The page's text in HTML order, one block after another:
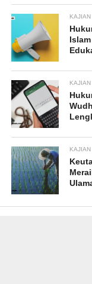
KAJIAN
KAJIAN
KAJIAN